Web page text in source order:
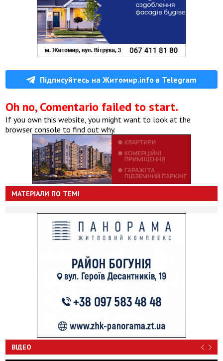
Підписуйтесь на Житомир.info в Telegram
Oh no, Comentario failed to start.
If you own this website, you might want to look at the
browser console to find out why.
МАТЕРІАЛИ ПО ТЕМІ
ВІДЕО